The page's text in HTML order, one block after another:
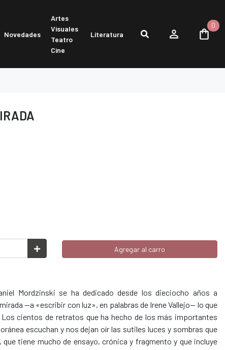
Novedades
Artes
Visuales
Teatro
Cine
Literatura
0
Agregar al carro
Mordzinski se ha dedicado desde los dieciocho años a
—a «escribir con luz», en palabras de Irene Vallejo— lo que
cientos de retratos que ha hecho de los más importantes
escuchan y nos dejan oír las sutiles luces y sombras que
tiene mucho de ensayo, crónica y fragmento y que incluye